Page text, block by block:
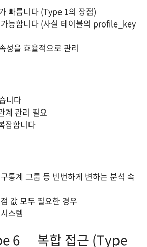
빠릅니다 (Type 1의 장점)
능합니다 (사실 테이블의 profile_key
성을 효율적으로 관리
니다
계 관리 필요
잡합니다
통계 그룹 등 빈번하게 변하는 분석 속
값 모두 필요한 경우
스템
6 — 복합 접근 (Type